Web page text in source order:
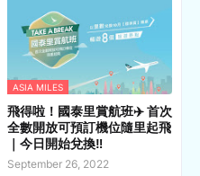
ASIA MILES
飛得啦！國泰里賞航班✈️ 首次
全數開放可預訂機位隨里起飛
｜今日開始兌換‼️
September 26, 2022